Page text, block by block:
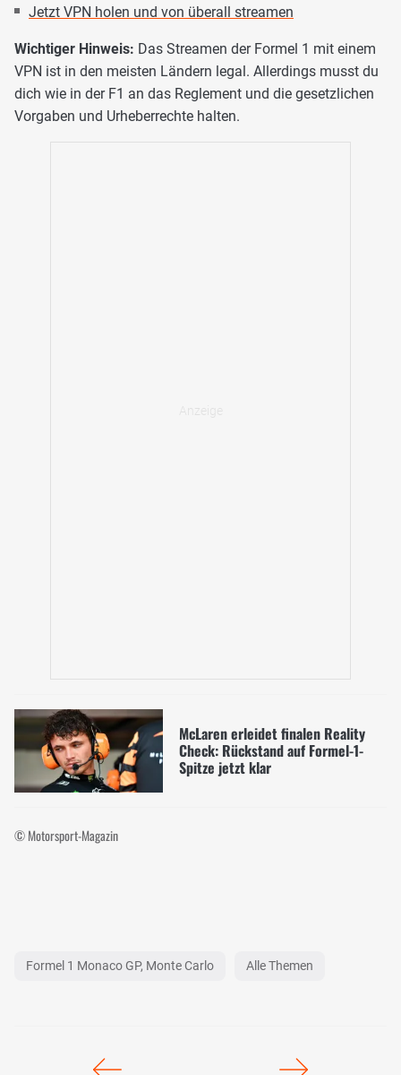
Jetzt VPN holen und von überall streamen
Wichtiger Hinweis: Das Streamen der Formel 1 mit einem
VPN ist in den meisten Ländern legal. Allerdings musst du
dich wie in der F1 an das Reglement und die gesetzlichen
Vorgaben und Urheberrechte halten.
McLaren erleidet finalen Reality
Check: Rückstand auf Formel-1-
Spitze jetzt klar
© Motorsport-Magazin
Formel 1 Monaco GP, Monte Carlo Alle Themen